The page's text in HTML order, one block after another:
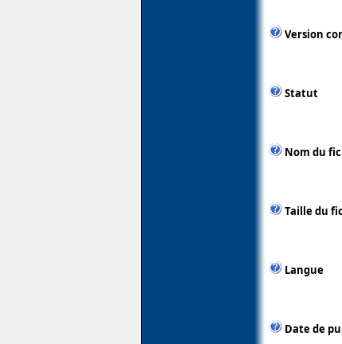
Version
Statut
Nom du
Taille du
Langue
Date de